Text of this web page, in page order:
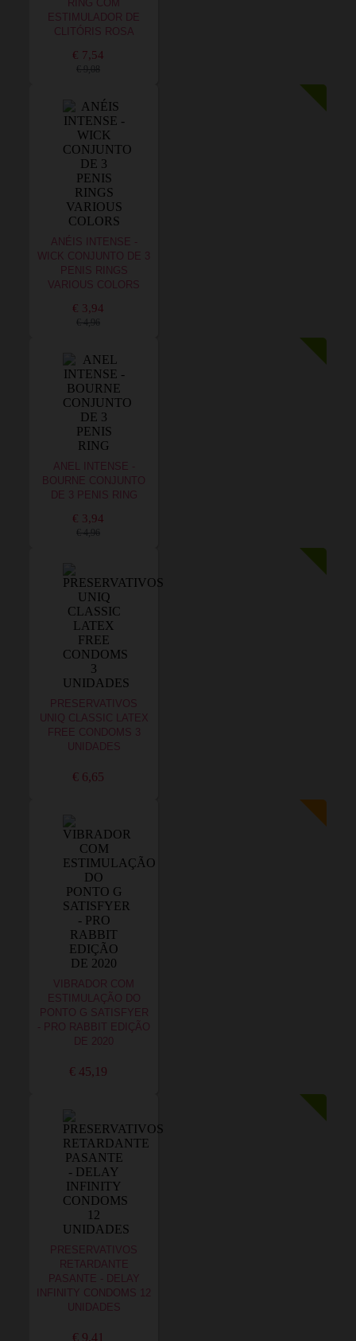
RING COM
ESTIMULADOR DE
CLITÓRIS ROSA
€ 7,54
€ 9,08
ANÉIS INTENSE -
WICK CONJUNTO DE 3
PENIS RINGS
VARIOUS COLORS
€ 3,94
€ 4,96
ANEL INTENSE -
BOURNE CONJUNTO
DE 3 PENIS RING
€ 3,94
€ 4,96
PRESERVATIVOS
UNIQ CLASSIC LATEX
FREE CONDOMS 3
UNIDADES
€ 6,65
VIBRADOR COM
ESTIMULAÇÃO DO
PONTO G SATISFYER
- PRO RABBIT EDIÇÃO
DE 2020
€ 45,19
PRESERVATIVOS
RETARDANTE
PASANTE - DELAY
INFINITY CONDOMS 12
UNIDADES
€ 9,41